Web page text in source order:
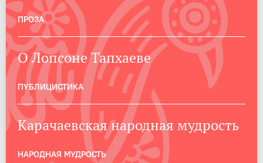
ПРОЗА
О Лопсоне Тапхаеве
ПУБЛИЦИСТИКА
Карачаевская народная мудрость
НАРОДНАЯ МУДРОСТЬ